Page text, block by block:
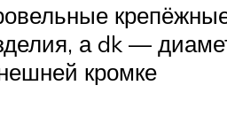
а dk —
кромке